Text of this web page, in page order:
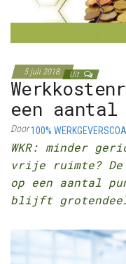
5 juli 2018 Uit
een aantal
Door100%
WKR: minder
vrije ruimte? De
op een aantal
blijft